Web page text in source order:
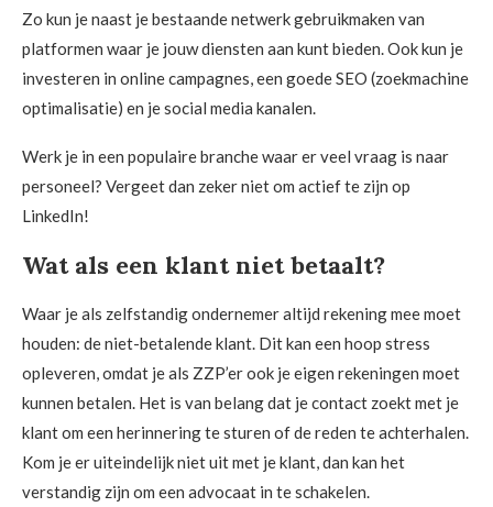
Zo kun je naast je bestaande netwerk gebruikmaken van
platformen waar je jouw diensten aan kunt bieden. Ook kun je
investeren in online campagnes, een goede SEO (zoekmachine
optimalisatie) en je social media kanalen.
Werk je in een populaire branche waar er veel vraag is naar
personeel? Vergeet dan zeker niet om actief te zijn op
LinkedIn!
Wat als een klant niet betaalt?
Waar je als zelfstandig ondernemer altijd rekening mee moet
houden: de niet-betalende klant. Dit kan een hoop stress
opleveren, omdat je als ZZP’er ook je eigen rekeningen moet
kunnen betalen. Het is van belang dat je contact zoekt met je
klant om een herinnering te sturen of de reden te achterhalen.
Kom je er uiteindelijk niet uit met je klant, dan kan het
verstandig zijn om een advocaat in te schakelen.